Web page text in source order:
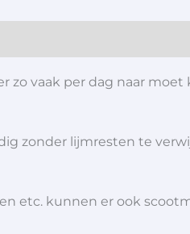
zo vaak per dag naar
zonder lijmresten te
etc. kunnen er ook